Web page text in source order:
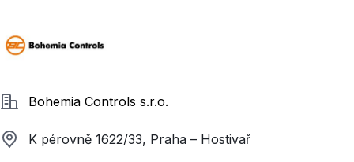
SpolečnostBohemia Controls s.r.o.
K pérovně 1622/33, Praha – Hostivař